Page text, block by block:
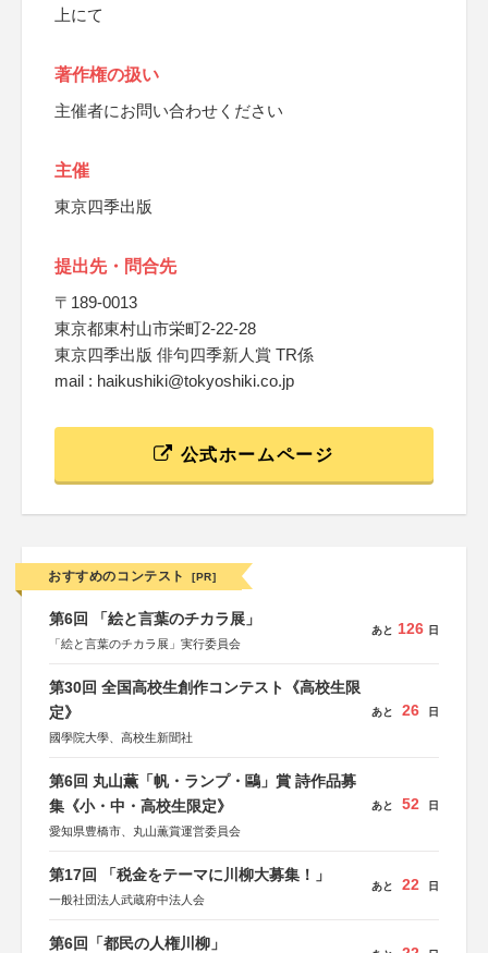
上にて
著作権の扱い
主催者にお問い合わせください
主催
東京四季出版
提出先・問合先
〒189-0013
東京都東村山市栄町2-22-28
東京四季出版 俳句四季新人賞 TR係
mail : haikushiki@tokyoshiki.co.jp
公式ホームページ
おすすめのコンテスト [PR]
第6回 「絵と言葉のチカラ展」
「絵と言葉のチカラ展」実行委員会
あと 126 日
第30回 全国高校生創作コンテスト《高校生限
定》
國學院大學、高校生新聞社
あと 26 日
第6回 丸山薫「帆・ランプ・鷗」賞 詩作品募
集《小・中・高校生限定》
愛知県豊橋市、丸山薫賞運営委員会
あと 52 日
第17回 「税金をテーマに川柳大募集！」
一般社団法人武蔵府中法人会
あと 22 日
第6回「都民の人権川柳」